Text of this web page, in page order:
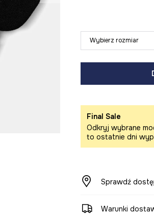
Wybierz rozmiar
Final Sale
Odkryj wybrane
to ostatnie dni
Sprawdź
Warunki